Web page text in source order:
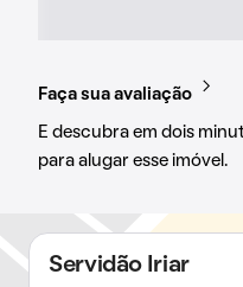
Faça sua avaliação
E descubra em dois
para alugar esse imóvel.
Servidão Iriar